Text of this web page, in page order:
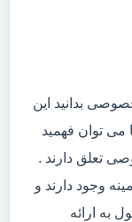
بدانید این
می توان فهمید
تعلق دارند .
وجود دارند و
به ارائه